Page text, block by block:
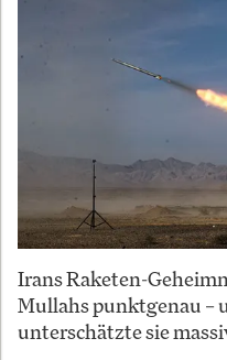
Irans Raketen-
Mullahs punktgenau –
unterschätzte sie